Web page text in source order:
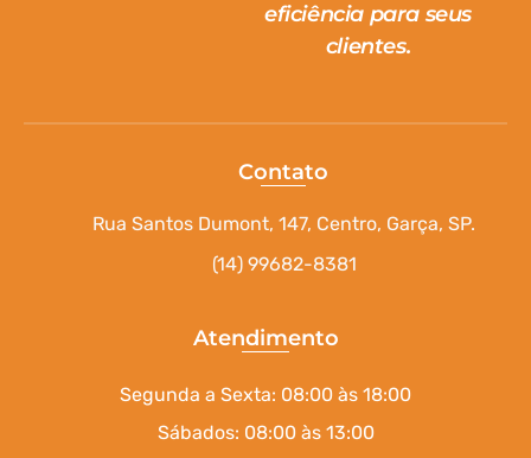
eficiência para seus
clientes.
Contato
Rua Santos Dumont, 147, Centro, Garça, SP.
(14) 99682-8381
Atendimento
Segunda a Sexta: 08:00 às 18:00
Sábados: 08:00 às 13:00